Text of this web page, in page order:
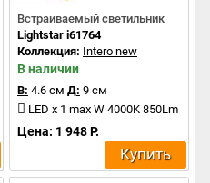
Встраиваемый светильник
Lightstar i61764
Коллекция: Intero new
В наличии
В: 4.6 см Д: 9 см
LED x 1 max W 4000K 850Lm
Цена: 1 948 Р.
Купить